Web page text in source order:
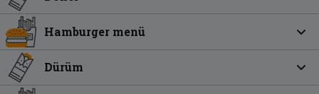
Hamburger menü
Dürüm